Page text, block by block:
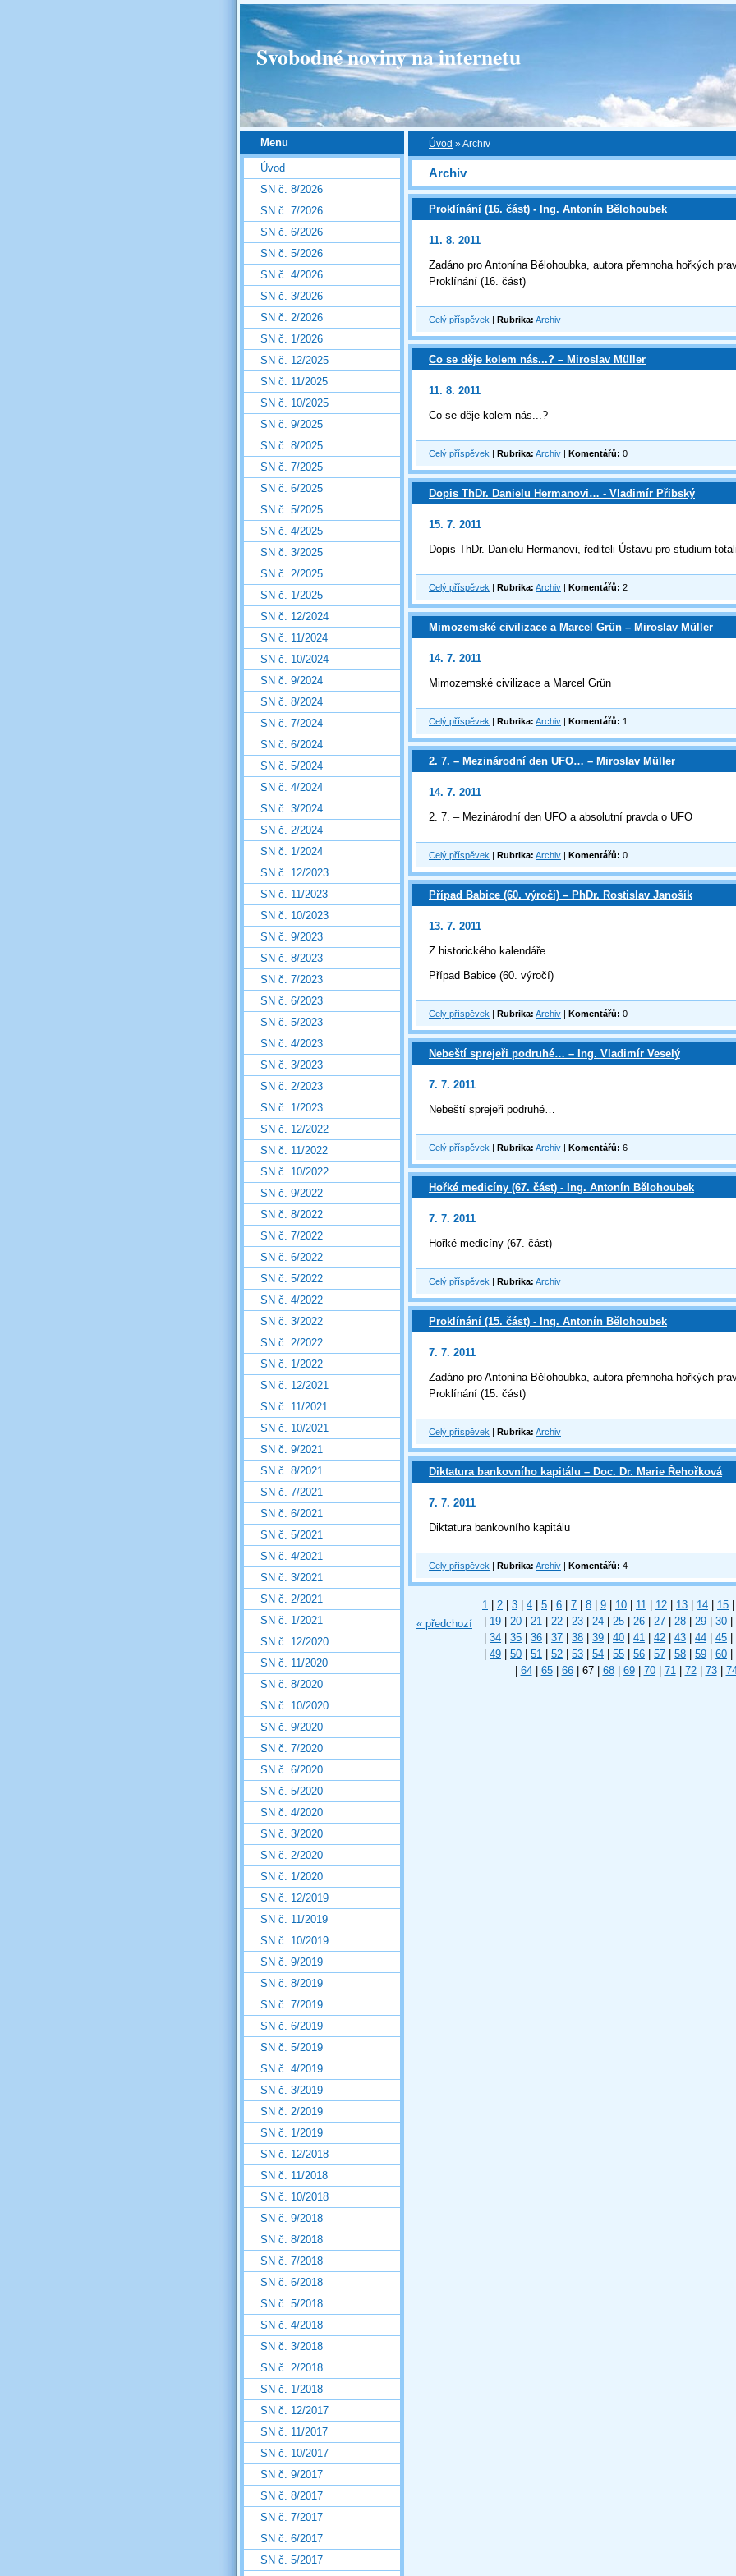
Svobodné noviny na internetu
Úvod »Archiv
Archiv
Proklínání (16. část) - Ing. Antonín Bělohoubek
11. 8. 2011
Zadáno pro Antonína Bělohoubka, autora přemnoha hořkých
Proklínání (16. část)
Celý příspěvek | Rubrika: Archiv
Co se děje kolem nás...? – Miroslav Müller
11. 8. 2011
Co se děje kolem nás...?
Celý příspěvek | Rubrika: Archiv | Komentářů: 0
Dopis ThDr. Danielu Hermanovi… - Vladimír Přibský
15. 7. 2011
Dopis ThDr. Danielu Hermanovi, řediteli Ústavu pro studium
Celý příspěvek | Rubrika: Archiv | Komentářů: 2
Mimozemské civilizace a Marcel Grün – Miroslav Müller
14. 7. 2011
Mimozemské civilizace a Marcel Grün
Celý příspěvek | Rubrika: Archiv | Komentářů: 1
2. 7. – Mezinárodní den UFO… – Miroslav Müller
14. 7. 2011
2. 7. – Mezinárodní den UFO a absolutní pravda o UFO
Celý příspěvek | Rubrika: Archiv | Komentářů: 0
Případ Babice (60. výročí) – PhDr. Rostislav Janošík
13. 7. 2011
Z historického kalendáře
Případ Babice (60. výročí)
Celý příspěvek | Rubrika: Archiv | Komentářů: 0
Nebeští sprejeři podruhé… – Ing. Vladimír Veselý
7. 7. 2011
Nebeští sprejeři podruhé…
Celý příspěvek | Rubrika: Archiv | Komentářů: 6
Hořké medicíny (67. část) - Ing. Antonín Bělohoubek
7. 7. 2011
Hořké medicíny (67. část)
Celý příspěvek | Rubrika: Archiv
Proklínání (15. část) - Ing. Antonín Bělohoubek
7. 7. 2011
Zadáno pro Antonína Bělohoubka, autora přemnoha hořkých
Proklínání (15. část)
Celý příspěvek | Rubrika: Archiv
Diktatura bankovního kapitálu – Doc. Dr. Marie Řehořková
7. 7. 2011
Diktatura bankovního kapitálu
Celý příspěvek | Rubrika: Archiv | Komentářů: 4
« předchozí
1 2 3 4 5 6 7 8 9 10 11 12 13 14 15
19 20 21 22 23 24 25 26 27 28 29 30
34 35 36 37 38 39 40 41 42 43 44 45
49 50 51 52 53 54 55 56 57 58 59 60
64 65 66 67 68 69 70 71 72 73
Menu
Úvod
SN č. 8/2026
SN č. 7/2026
SN č. 6/2026
SN č. 5/2026
SN č. 4/2026
SN č. 3/2026
SN č. 2/2026
SN č. 1/2026
SN č. 12/2025
SN č. 11/2025
SN č. 10/2025
SN č. 9/2025
SN č. 8/2025
SN č. 7/2025
SN č. 6/2025
SN č. 5/2025
SN č. 4/2025
SN č. 3/2025
SN č. 2/2025
SN č. 1/2025
SN č. 12/2024
SN č. 11/2024
SN č. 10/2024
SN č. 9/2024
SN č. 8/2024
SN č. 7/2024
SN č. 6/2024
SN č. 5/2024
SN č. 4/2024
SN č. 3/2024
SN č. 2/2024
SN č. 1/2024
SN č. 12/2023
SN č. 11/2023
SN č. 10/2023
SN č. 9/2023
SN č. 8/2023
SN č. 7/2023
SN č. 6/2023
SN č. 5/2023
SN č. 4/2023
SN č. 3/2023
SN č. 2/2023
SN č. 1/2023
SN č. 12/2022
SN č. 11/2022
SN č. 10/2022
SN č. 9/2022
SN č. 8/2022
SN č. 7/2022
SN č. 6/2022
SN č. 5/2022
SN č. 4/2022
SN č. 3/2022
SN č. 2/2022
SN č. 1/2022
SN č. 12/2021
SN č. 11/2021
SN č. 10/2021
SN č. 9/2021
SN č. 8/2021
SN č. 7/2021
SN č. 6/2021
SN č. 5/2021
SN č. 4/2021
SN č. 3/2021
SN č. 2/2021
SN č. 1/2021
SN č. 12/2020
SN č. 11/2020
SN č. 8/2020
SN č. 10/2020
SN č. 9/2020
SN č. 7/2020
SN č. 6/2020
SN č. 5/2020
SN č. 4/2020
SN č. 3/2020
SN č. 2/2020
SN č. 1/2020
SN č. 12/2019
SN č. 11/2019
SN č. 10/2019
SN č. 9/2019
SN č. 8/2019
SN č. 7/2019
SN č. 6/2019
SN č. 5/2019
SN č. 4/2019
SN č. 3/2019
SN č. 2/2019
SN č. 1/2019
SN č. 12/2018
SN č. 11/2018
SN č. 10/2018
SN č. 9/2018
SN č. 8/2018
SN č. 7/2018
SN č. 6/2018
SN č. 5/2018
SN č. 4/2018
SN č. 3/2018
SN č. 2/2018
SN č. 1/2018
SN č. 12/2017
SN č. 11/2017
SN č. 10/2017
SN č. 9/2017
SN č. 8/2017
SN č. 7/2017
SN č. 6/2017
SN č. 5/2017